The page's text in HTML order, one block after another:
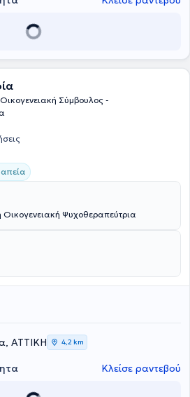
πρακτικής. H ειδικός, επιπλέον,
στην
και Καποδιστριακό Πανεπιστήμιο
Αξιολογικής Μελέτης
σε συνεργασία με την Εταιρεία
και των Συναφών Επιστημών
προσφέρει υπηρεσίες
Σύμβουλος -
Συστημική Οικογενειακή Ψυχοθεραπεύτρια
ΑΤΤΙΚΗ 4,2 km
Κλείσε ραντεβού